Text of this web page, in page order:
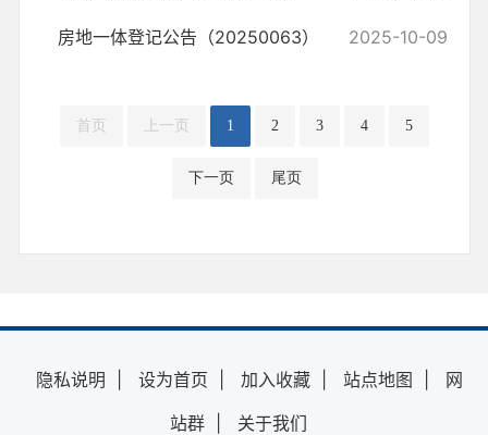
房地一体登记公告（20250063） 2025-10-09
首页 上一页 1 2 3 4 5
下一页 尾页
隐私说明 设为首页 加入收藏 站点地图
网
站群
关于我们